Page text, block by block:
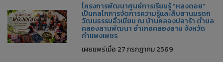
โครงการพัฒนาศูนย์การเรียนรู้ “หลงดอย”
เป็นกลไกการจัดการความรู้และสืบสานมรดก
วัฒนธรรมอิ้วเมี่ยน ณ บ้านคลองปลาร้า ตำบล
คลองลานพัฒนา อำเภอคลองลาน จังหวัด
กำแพงเพชร
เผยแพร่เมื่อ 27 กรกฎาคม 2569